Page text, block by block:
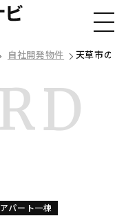
自社開発物件 天草市のス
アパート一棟